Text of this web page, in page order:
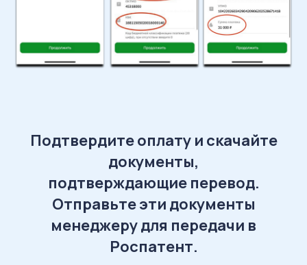
Подтвердите оплату и скачайте
документы,
подтверждающие перевод.
Отправьте эти документы
менеджеру для передачи в
Роспатент.